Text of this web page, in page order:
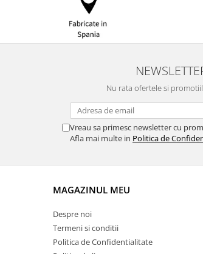
Nu rata ofertele si
Vreau sa primesc newsletter cu
Afla mai multe in Politica de
MAGAZINUL MEU
Despre noi
Termeni si conditii
Politica de Confidentialitate